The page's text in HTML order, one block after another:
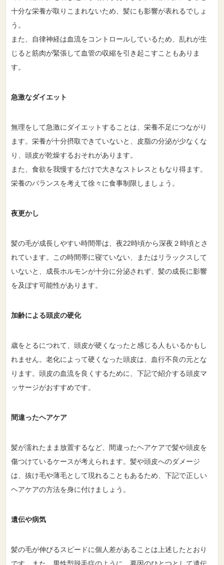
十分な栄養が取りこまれないため、髪にも影響が表れるでしょ
う。
また、自律神経は血流をコントロールしているため、乱れが生
じると筋肉が緊張して血管の収縮を引き起こすこともありま
す。
急激なダイエット
無理をして急激にダイエットすることは、栄養不足につながり
ます。栄養が十分摂取できていないと、皮脂の分泌が少なくな
り、頭皮が乾燥するおそれがあります。
また、食欲を我慢するだけで大きなストレスともなり得ます。
栄養のバランスを考えて徐々に食事制限しましょう。
夜更かし
髪の毛が成長しやすい時間帯は、夜22時頃から深夜２時頃とさ
れています。この時間帯に寝ていない、またはリラックスして
いないと、成長ホルモンが十分に分泌されず、髪の成長に影響
を及ぼす可能性があります。
加齢による頭皮の硬化
歳をとるにつれて、頭皮が硬くなったと感じる人もいるかもし
れません。老化によって硬くなった頭皮は、血行不良の元とな
ります。頭皮の血流を良くするために、下記で紹介する頭皮マ
ッサージがおすすめです。
間違ったヘアケア
髪が濡れたまま放置するなど、間違ったヘアケアで髪や頭皮を
傷つけているケースが考えられます。髪や頭皮へのダメージ
は、抜け毛や薄毛として現れることもあるため、下記で正しい
ヘアケアの方法を身に付けましょう。
遺伝や病気
髪の毛が伸びるスピードに個人差があることは上述したとおり